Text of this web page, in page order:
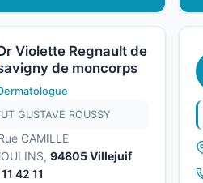
Violette Regnault de
de moncorps
GUSTAVE ROUSSY
CAMILLE
94805 Villejuif
42 11